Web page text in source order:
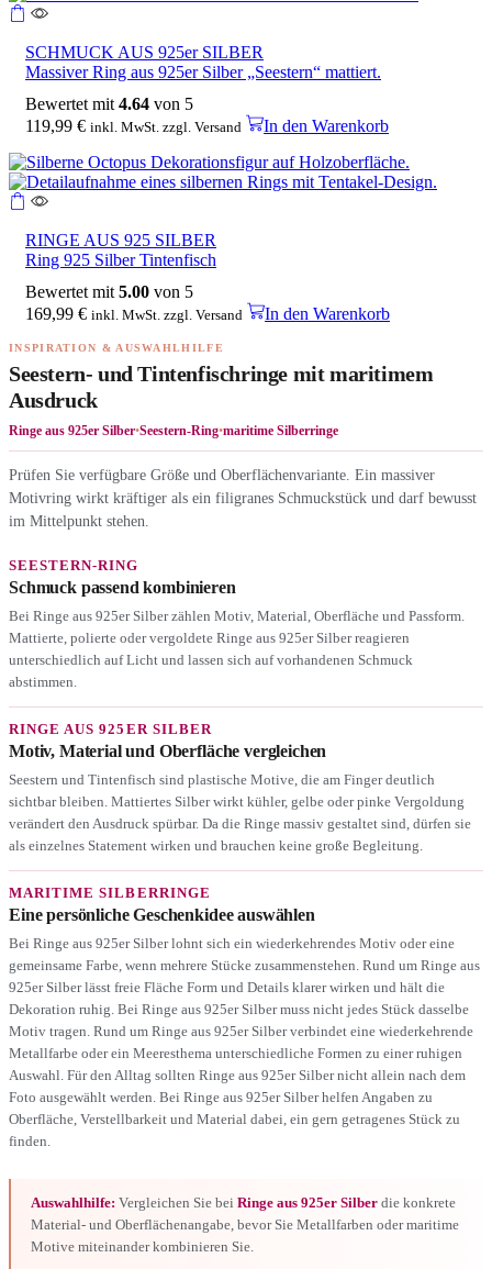
SCHMUCK AUS 925er SILBER
Massiver Ring aus 925er Silber „Seestern“ mattiert.
Bewertet mit 4.64 von 5
119,99 € inkl. MwSt. zzgl. Versand In den Warenkorb
RINGE AUS 925 SILBER
Ring 925 Silber Tintenfisch
Bewertet mit 5.00 von 5
169,99 € inkl. MwSt. zzgl. Versand In den Warenkorb
INSPIRATION & AUSWAHLHILFE
Seestern- und Tintenfischringe mit maritimem
Ausdruck
Ringe aus 925er Silber•Seestern-Ring•maritime Silberringe
Prüfen Sie verfügbare Größe und Oberflächenvariante. Ein massiver
Motivring wirkt kräftiger als ein filigranes Schmuckstück und darf bewusst
im Mittelpunkt stehen.
SEESTERN-RING
Schmuck passend kombinieren
Bei Ringe aus 925er Silber zählen Motiv, Material, Oberfläche und Passform.
Mattierte, polierte oder vergoldete Ringe aus 925er Silber reagieren
unterschiedlich auf Licht und lassen sich auf vorhandenen Schmuck
abstimmen.
RINGE AUS 925ER SILBER
Motiv, Material und Oberfläche vergleichen
Seestern und Tintenfisch sind plastische Motive, die am Finger deutlich
sichtbar bleiben. Mattiertes Silber wirkt kühler, gelbe oder pinke Vergoldung
verändert den Ausdruck spürbar. Da die Ringe massiv gestaltet sind, dürfen sie
als einzelnes Statement wirken und brauchen keine große Begleitung.
MARITIME SILBERRINGE
Eine persönliche Geschenkidee auswählen
Bei Ringe aus 925er Silber lohnt sich ein wiederkehrendes Motiv oder eine
gemeinsame Farbe, wenn mehrere Stücke zusammenstehen. Rund um Ringe aus
925er Silber lässt freie Fläche Form und Details klarer wirken und hält die
Dekoration ruhig. Bei Ringe aus 925er Silber muss nicht jedes Stück dasselbe
Motiv tragen. Rund um Ringe aus 925er Silber verbindet eine wiederkehrende
Metallfarbe oder ein Meeresthema unterschiedliche Formen zu einer ruhigen
Auswahl. Für den Alltag sollten Ringe aus 925er Silber nicht allein nach dem
Foto ausgewählt werden. Bei Ringe aus 925er Silber helfen Angaben zu
Oberfläche, Verstellbarkeit und Material dabei, ein gern getragenes Stück zu
finden.
Auswahlhilfe: Vergleichen Sie bei Ringe aus 925er Silber die konkrete
Material- und Oberflächenangabe, bevor Sie Metallfarben oder maritime
Motive miteinander kombinieren Sie.